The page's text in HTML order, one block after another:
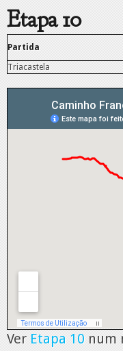
Etapa 10
Partida
Triacastela
Ver Etapa 10 num